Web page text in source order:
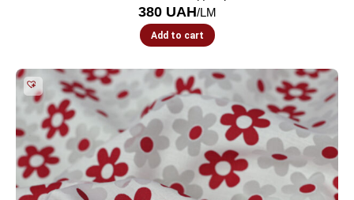
380 UAH/LM
Add to cart